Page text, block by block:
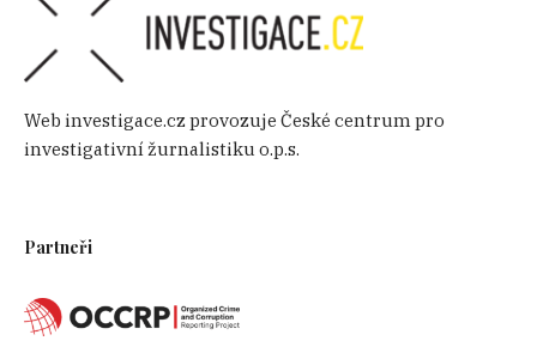
Web investigace.cz provozuje České centrum pro
investigativní žurnalistiku o.p.s.
Partneři